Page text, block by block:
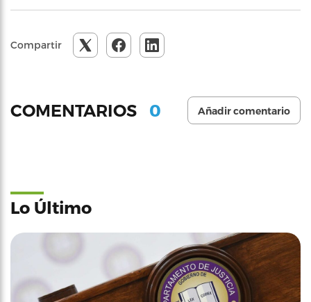
Compartir
COMENTARIOS 0 Añadir comentario
Lo Último